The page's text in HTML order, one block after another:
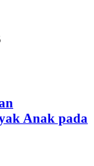
Anak pada